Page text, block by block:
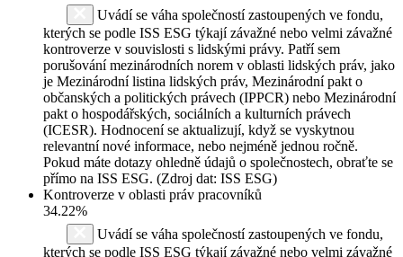
Uvádí se váha společností zastoupených ve fondu,
kterých se podle ISS ESG týkají závažné nebo velmi závažné
kontroverze v souvislosti s lidskými právy. Patří sem
porušování mezinárodních norem v oblasti lidských práv, jako
je Mezinárodní listina lidských práv, Mezinárodní pakt o
občanských a politických právech (IPPCR) nebo Mezinárodní
pakt o hospodářských, sociálních a kulturních právech
(ICESR). Hodnocení se aktualizují, když se vyskytnou
relevantní nové informace, nebo nejméně jednou ročně.
Pokud máte dotazy ohledně údajů o společnostech, obraťte se
přímo na ISS ESG. (Zdroj dat: ISS ESG)
Kontroverze v oblasti práv pracovníků
34.22%
Uvádí se váha společností zastoupených ve fondu,
kterých se podle ISS ESG týkají závažné nebo velmi závažné